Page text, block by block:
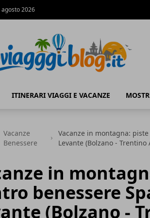
2026
ITINERARI VIAGGI E VACANZE
Vacanze
Benessere
Vacanze in montagna:
Levante (Bolzano - Trentino
in
benessere
(Bolzano -